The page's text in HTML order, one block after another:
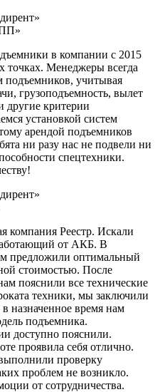
в компании с 2015
точках. Менеджеры всегда
подъемников, учитывая
грузоподъемность, вылет
другие критерии
установкой систем
арендой подъемников
ни разу нас не подвели ни
спецтехники.
компания Реестр. Искали
от АКБ. В
предложили оптимальный
стоимостью. После
пояснили все технические
техники, мы заключили
назначенное время нам
подъемника.
доступно пояснили.
проявила себя отлично.
проверку
проблем не возникло.
от сотрудничества.